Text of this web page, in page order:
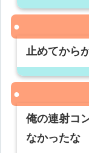
止めてから
俺の連射コ
なかったな